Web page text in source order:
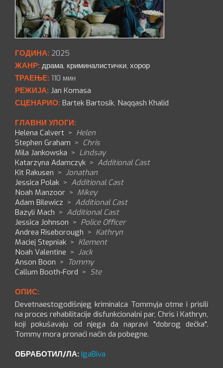
ГОДИНА: 2025
ЖАНР: драма, криминалистички, хорор
ТРАЕЊЕ: 110 мин
РЕЖИЈА: Jan Komasa
СЦЕНАРИО: Bartek Bartosik, Naqqash Khalid
ГЛАВНИ УЛОГИ:
Helena Calvert > Helen
Stephen Graham > Chris
Mila Jankowska > Lindsay
Katarzyna Adamczyk > Additional Cast
Kit Rakusen > Jonathan
Jessica Polak > Additional Cast
Noah Manzoor > Mikey
Adam Bilewicz > Additional Cast
Bazyli Mach > Additional Cast
Jessica Johnson > Police Officer
Andrea Riseborough > Kathryn
Maciej Stepniak > Klement
Noah Valentine > Jack
Anson Boon > Tommy
Callum Booth-Ford > Ste
ОПИС:
Devetnaestogodišnjeg kriminalca Tommyja otme i prisili
na proces rehabilitacije disfunkcionalni par, Chris i Kathryn,
koji pokušavaju od njega da napravi "dobrog dečka".
Tommy mora pronaći način da pobegne.
OБРАБОТИЛ/ЛА: IgaBiva